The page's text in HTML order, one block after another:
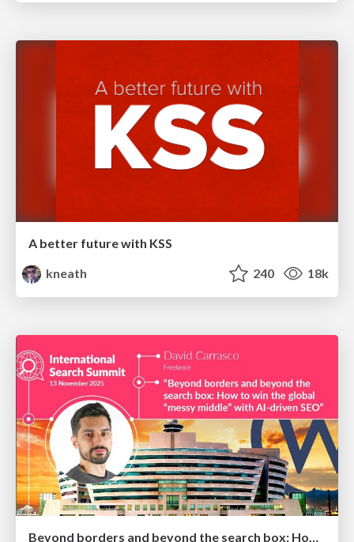
A better future with KSS
kneath
240 18k
Beyond borders and beyond the search box: How to win the global "messy middle" with AI-driven SEO